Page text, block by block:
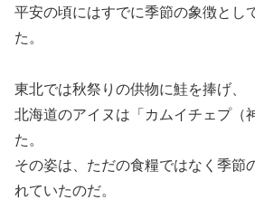
平安の頃にはすでに季節の象徴とし
た。
東北では秋祭りの供物に鮭を捧げ、
北海道のアイヌは「カムイチェプ（
た。
その姿は、ただの食糧ではなく季節
れていたのだ。